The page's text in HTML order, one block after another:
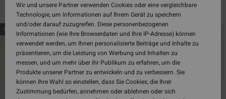
Filtern & Sortieren 560Ergebnisse
Direkt
zu
Filterkriterien
springen
Überspringen
und
filtern
BRANDNEU
Wir und unsere Partner verwenden Cookies oder eine vergleichbare
Technologie, um Informationen auf Ihrem Gerät zu speichern
und/oder darauf zuzugreifen. Diese personenbezogenen
Informationen (wie Ihre Browserdaten und Ihre IP-Adresse) können
verwendet werden, um Ihnen personalisierte Beiträge und Inhalte zu
präsentieren, um die Leistung von Werbung und Inhalten zu
messen, und um mehr über ihr Publikum zu erfahren, um die
Produkte unserer Partner zu entwickeln und zu verbessern. Sie
können Ihre Wahl so einstellen, dass Sie Cookies, die Ihrer
Zustimmung bedürfen, annehmen oder ablehnen oder sich